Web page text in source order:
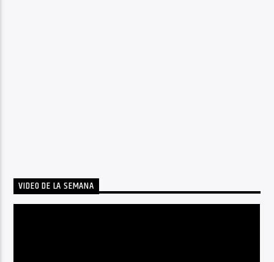
VIDEO DE LA SEMANA